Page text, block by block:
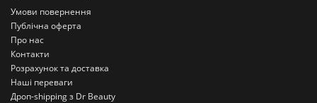
Умови повернення
Публічна оферта
Про нас
Контакти
Розрахунок та доставка
Наші переваги
Дроп-shipping з Dr Beauty